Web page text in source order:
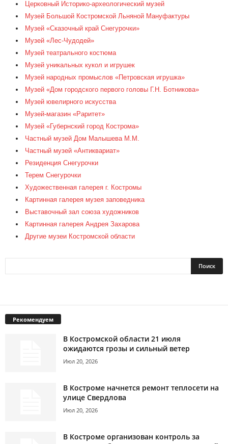
Церковный Историко-археологический музей
Музей Большой Костромской Льняной Мануфактуры
Музей «Сказочный край Снегурочки»
Музей «Лес-Чудодей»
Музей театрального костюма
Музей уникальных кукол и игрушек
Музей народных промыслов «Петровская игрушка»
Музей «Дом городского первого головы Г.Н. Ботникова»
Музей ювелирного искусства
Музей-магазин «Раритет»
Музей «Губернский город Кострома»
Частный музей Дом Малышева М.М.
Частный музей «Антиквариат»
Резиденция Снегурочки
Терем Снегурочки
Художественная галерея г. Костромы
Картинная галерея музея заповедника
Выставочный зал союза художников
Картинная галерея Андрея Захарова
Другие музеи Костромской области
Рекомендуем
В Костромской области 21 июля
ожидаются грозы и сильный ветер
Июл 20, 2026
В Костроме начнется ремонт теплосети на
улице Свердлова
Июл 20, 2026
В Костроме организован контроль за